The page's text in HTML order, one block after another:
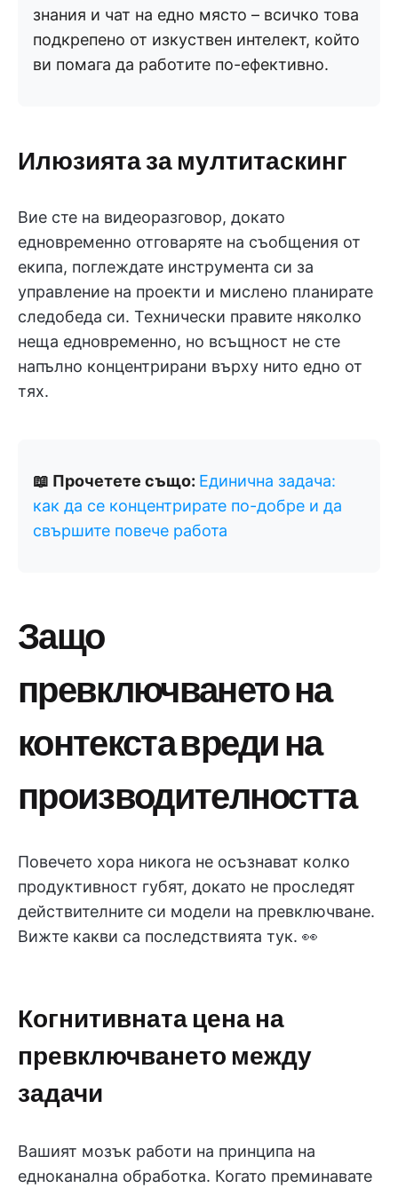
знания и чат на едно място – всичко това
подкрепено от изкуствен интелект, който
ви помага да работите по-ефективно.
Илюзията за мултитаскинг
Вие сте на видеоразговор, докато
едновременно отговаряте на съобщения от
екипа, поглеждате инструмента си за
управление на проекти и мислено планирате
следобеда си. Технически правите няколко
неща едновременно, но всъщност не сте
напълно концентрирани върху нито едно от
тях.
📖 Прочетете също: Единична задача:
как да се концентрирате по-добре и да
свършите повече работа
Защо
превключването на
контекста вреди на
производителността
Повечето хора никога не осъзнават колко
продуктивност губят, докато не проследят
действителните си модели на превключване.
Вижте какви са последствията тук. 👀
Когнитивната цена на
превключването между
задачи
Вашият мозък работи на принципа на
едноканална обработка. Когато преминавате